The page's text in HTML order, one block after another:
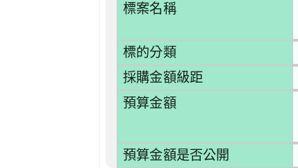
標案名稱
標的分類
採購金額級距
預算金額
預算金額是否公開